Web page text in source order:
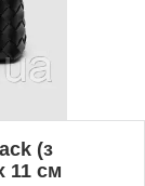
(з
11 см